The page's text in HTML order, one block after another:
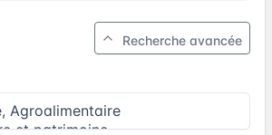
Recherche avancée